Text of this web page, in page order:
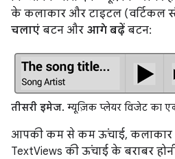
के कलाकार और टाइटल (वर्टिकल
चलाएं बटन और आगे बढ़ें बटन:
तीसरी इमेज. म्यूज़िक प्लेयर विजेट का
आपकी कम से कम ऊंचाई, कलाकार
TextViews की ऊंचाई के बराबर